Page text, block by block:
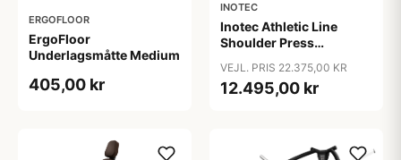
ERGOFLOOR
ErgoFloor
Underlagsmåtte Medium
405,00 kr
INOTEC
Inotec Athletic Line
Shoulder Press
VEJL. PRIS 22.375,00 KR
12.495,00 kr